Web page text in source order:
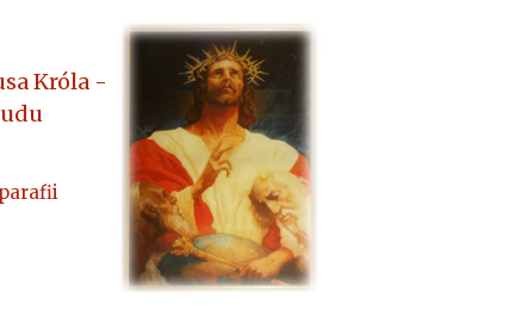
Króla -